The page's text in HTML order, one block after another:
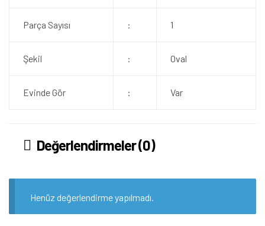
Parça Sayısı : 1
Şekil : Oval
Evinde Gör : Var
Değerlendirmeler (0)
Henüz değerlendirme yapılmadı.